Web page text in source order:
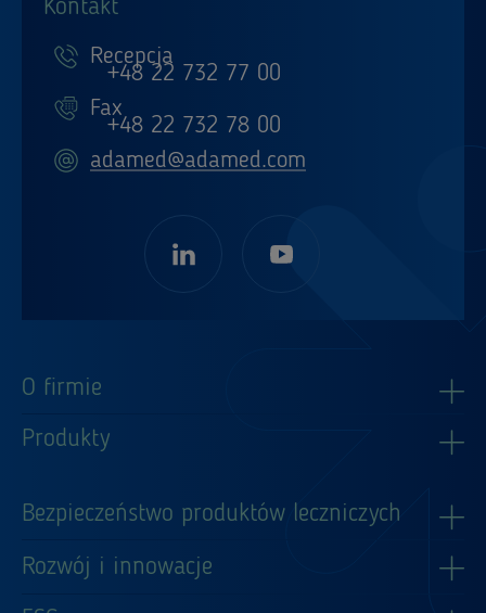
O firmie
Produkty
Bezpieczeństwo produktów leczniczych
Rozwój i innowacje
Kontakt
Recepcja
+48 22 732 77 00
Fax
+48 22 732 78 00
adamed@adamed.com